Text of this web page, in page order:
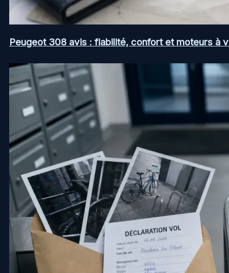
Peugeot 308 avis : fiabilité, confort et moteurs à